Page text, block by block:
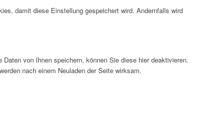
damit diese Einstellung gespeichert wird. Andernfalls wird
von Ihnen speichern, können Sie diese hier deaktivieren.
nach einem Neuladen der Seite wirksam.